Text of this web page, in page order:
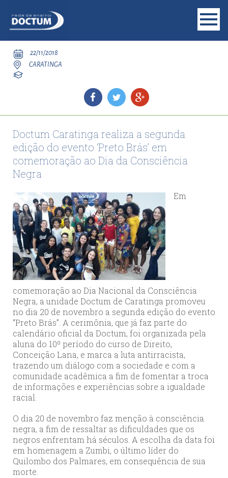
22/11/2018
CARATINGA
Doctum Caratinga realiza a segunda
edição do evento ‘Preto Brás’ em
comemoração ao Dia da Consciência
Negra
Em
comemoração ao Dia Nacional da Consciência
Negra, a unidade Doctum de Caratinga promoveu
no dia 20 de novembro a segunda edição do evento
“Preto Brás”. A cerimônia, que já faz parte do
calendário oficial da Doctum, foi organizada pela
aluna do 10º período do curso de Direito,
Conceição Lana, e marca a luta antirracista,
trazendo um diálogo com a sociedade e com a
comunidade acadêmica a fim de fomentar a troca
de informações e experiências sobre a igualdade
racial.
O dia 20 de novembro faz menção à consciência
negra, a fim de ressaltar as dificuldades que os
negros enfrentam há séculos. A escolha da data foi
em homenagem a Zumbi, o último líder do
Quilombo dos Palmares, em consequência de sua
morte.